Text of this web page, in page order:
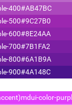
400#AB47BC
500#9C27B0
600#8E24AA
700#7B1FA2
800#6A1B9A
900#4A148C
mdui-color-